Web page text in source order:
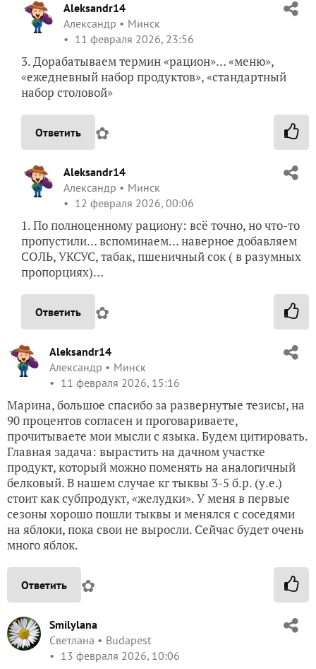
Aleksandr14
Александр
Минск
11 февраля 2026, 23:56
3. Дорабатываем термин «рацион»… «меню»,
«ежедневный набор продуктов», «стандартный
набор столовой»
Ответить ✿
Aleksandr14
Александр
Минск
12 февраля 2026, 00:06
1. По полноценному рациону: всё точно, но что-то
пропустили… вспоминаем… наверное добавляем
СОЛЬ, УКСУС, табак, пшеничный сок ( в разумных
пропорциях)…
Ответить ✿
Aleksandr14
Александр
Минск
11 февраля 2026, 15:16
Марина, большое спасибо за развернутые тезисы, на
90 процентов согласен и проговариваете,
прочитываете мои мысли с языка. Будем цитировать.
Главная задача: вырастить на дачном участке
продукт, который можно поменять на аналогичный
белковый. В нашем случае кг тыквы 3-5 б.р. (у.е.)
стоит как субпродукт, «желудки». У меня в первые
сезоны хорошо пошли тыквы и менялся с соседями
на яблоки, пока свои не выросли. Сейчас будет очень
много яблок.
Ответить ✿
Smilylana
Светлана
Budapest
13 февраля 2026, 10:06